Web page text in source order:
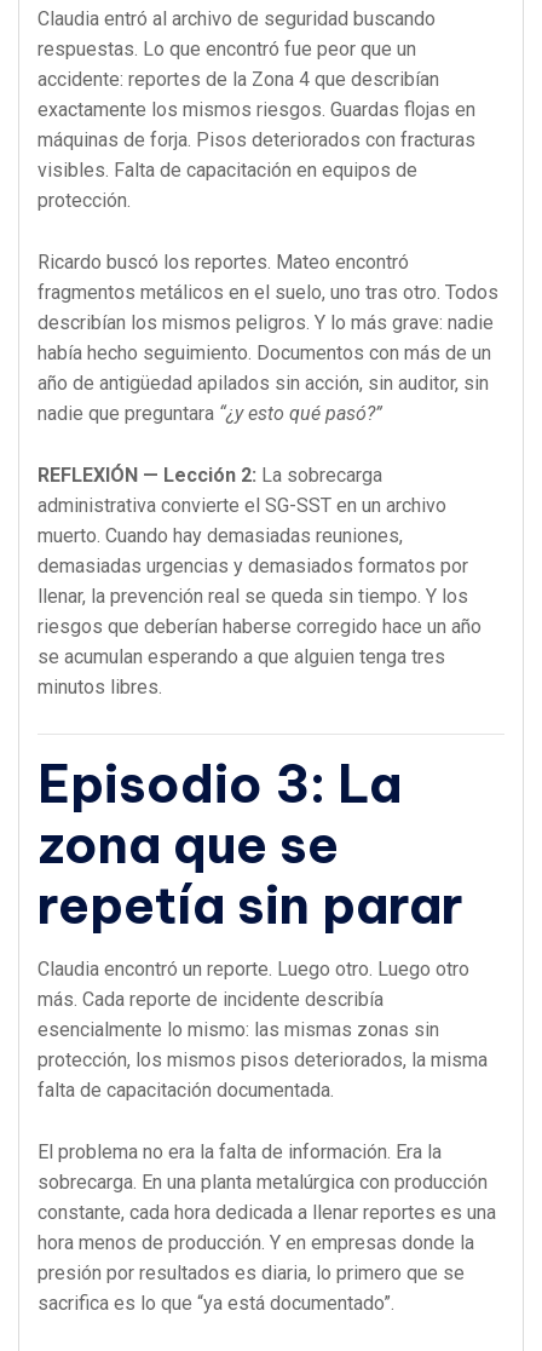
Claudia entró al archivo de seguridad buscando
respuestas. Lo que encontró fue peor que un
accidente: reportes de la Zona 4 que describían
exactamente los mismos riesgos. Guardas flojas en
máquinas de forja. Pisos deteriorados con fracturas
visibles. Falta de capacitación en equipos de
protección.
Ricardo buscó los reportes. Mateo encontró
fragmentos metálicos en el suelo, uno tras otro. Todos
describían los mismos peligros. Y lo más grave: nadie
había hecho seguimiento. Documentos con más de un
año de antigüedad apilados sin acción, sin auditor, sin
nadie que preguntara “¿y esto qué pasó?”
REFLEXIÓN — Lección 2: La sobrecarga
administrativa convierte el SG-SST en un archivo
muerto. Cuando hay demasiadas reuniones,
demasiadas urgencias y demasiados formatos por
llenar, la prevención real se queda sin tiempo. Y los
riesgos que deberían haberse corregido hace un año
se acumulan esperando a que alguien tenga tres
minutos libres.
Episodio 3: La
zona que se
repetía sin parar
Claudia encontró un reporte. Luego otro. Luego otro
más. Cada reporte de incidente describía
esencialmente lo mismo: las mismas zonas sin
protección, los mismos pisos deteriorados, la misma
falta de capacitación documentada.
El problema no era la falta de información. Era la
sobrecarga. En una planta metalúrgica con producción
constante, cada hora dedicada a llenar reportes es una
hora menos de producción. Y en empresas donde la
presión por resultados es diaria, lo primero que se
sacrifica es lo que “ya está documentado”.